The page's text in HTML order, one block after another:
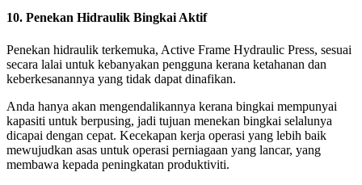
10. Penekan Hidraulik Bingkai Aktif
Penekan hidraulik terkemuka, Active Frame Hydraulic Press, sesuai
secara lalai untuk kebanyakan pengguna kerana ketahanan dan
keberkesanannya yang tidak dapat dinafikan.
Anda hanya akan mengendalikannya kerana bingkai mempunyai
kapasiti untuk berpusing, jadi tujuan menekan bingkai selalunya
dicapai dengan cepat. Kecekapan kerja operasi yang lebih baik
mewujudkan asas untuk operasi perniagaan yang lancar, yang
membawa kepada peningkatan produktiviti.